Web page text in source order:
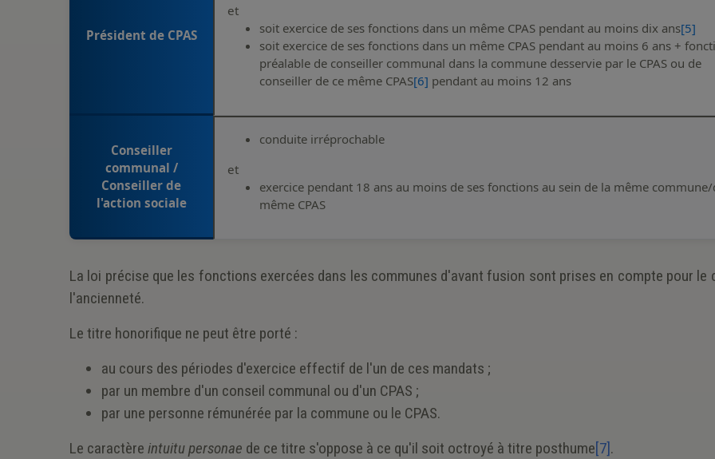
Président de CPAS
et
soit exercice de ses fonctions dans un même CPAS pendant au moins dix ans[5]
soit exercice de ses fonctions dans un même CPAS pendant au moins 6 ans +
préalable de conseiller communal dans la commune desservie par le CPAS ou de
conseiller de ce même CPAS[6] pendant au moins 12 ans
Conseiller
communal /
Conseiller de
l'action sociale
conduite irréprochable
et
exercice pendant 18 ans au moins de ses fonctions au sein de la même
même CPAS
La loi précise que les fonctions exercées dans les communes d'avant fusion sont prises en compte pour le
l'ancienneté.
Le titre honorifique ne peut être porté :
au cours des périodes d'exercice effectif de l'un de ces mandats ;
par un membre d'un conseil communal ou d'un CPAS ;
par une personne rémunérée par la commune ou le CPAS.
Le caractère intuitu personae de ce titre s'oppose à ce qu'il soit octroyé à titre posthume[7].